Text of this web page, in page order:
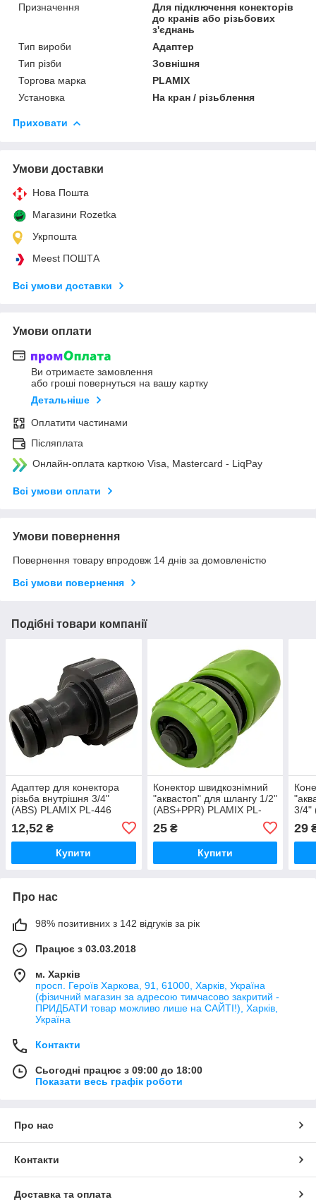
Призначення
Для підключення конекторів
до кранів або різьбових
з'єднань
Тип вироби
Адаптер
Тип різби
Зовнішня
Торгова марка
PLAMIX
Установка
На кран / різьблення
Приховати
Умови доставки
Нова Пошта
Магазини Rozetka
Укрпошта
Meest ПОШТА
Всі умови доставки
Умови оплати
Ви отримаєте замовлення
або гроші повернуться на вашу картку
Детальніше
Оплатити частинами
Післяплата
Онлайн-оплата карткою Visa, Mastercard - LiqPay
Всі умови оплати
Умови повернення
Повернення товару впродовж 14 днів за домовленістю
Всі умови повернення
Подібні товари компанії
Адаптер для конектора
різьба внутрішня 3/4"
(ABS) PLAMIX PL-446
12,52 ₴
Купити
Конектор швидкознімний
"аквастоп" для шлангу 1/2"
(ABS+PPR) PLAMIX PL-
25₴
Купити
3/4"
29
Про нас
98% позитивних з 142 відгуків за рік
Працює з 03.03.2018
м. Харків
просп. Героїв Харкова, 91, 61000, Харків, Україна
(фізичний магазин за адресою тимчасово закритий -
ПРИДБАТИ товар можливо лише на САЙТІ!), Харків,
Україна
Контакти
Сьогодні працює з 09:00 до 18:00
Показати весь графік роботи
Про нас
Контакти
Доставка та оплата